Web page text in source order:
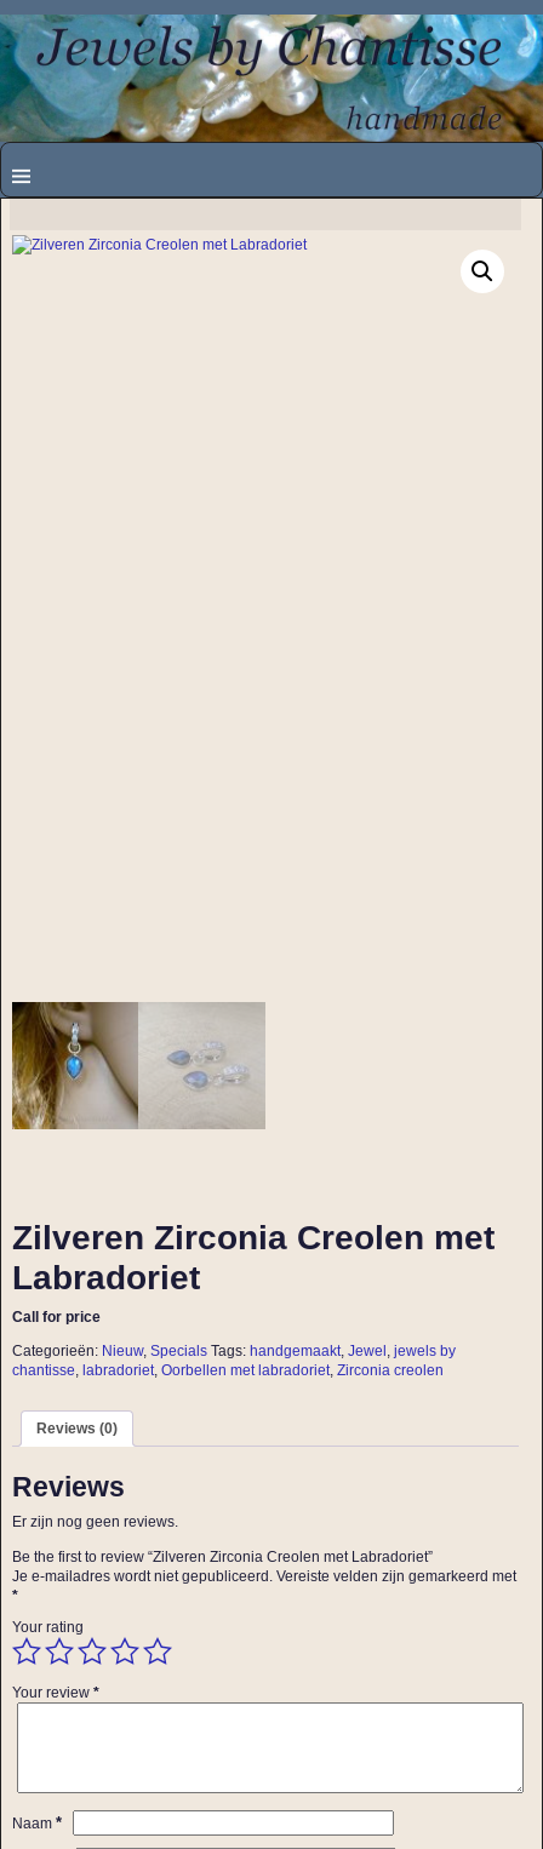
Zilveren Zirconia Creolen met
Labradoriet
Call for price
Categorieën: Nieuw, Specials Tags: handgemaakt, Jewel , jewels by
chantisse, labradoriet, Oorbellen met labradoriet, Zirconia creolen
Reviews (0)
Reviews
Er zijn nog geen reviews.
Be the first to review “Zilveren Zirconia Creolen met Labradoriet”
Je e-mailadres wordt niet gepubliceerd. Vereiste velden zijn gemarkeerd met
*
Your rating
Your review *
Naam *